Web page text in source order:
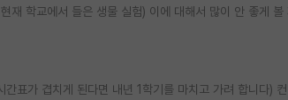
재 학교에서 들은 생물 실험) 이에 대해서 많이 안 좋게 볼
표가 겹치게 된다면 내년 1학기를 마치고 가려 합니다)